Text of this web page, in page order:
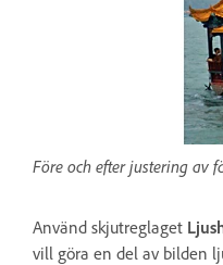
Före och efter justering av
Använd skjutreglaget
vill göra en del av bilden